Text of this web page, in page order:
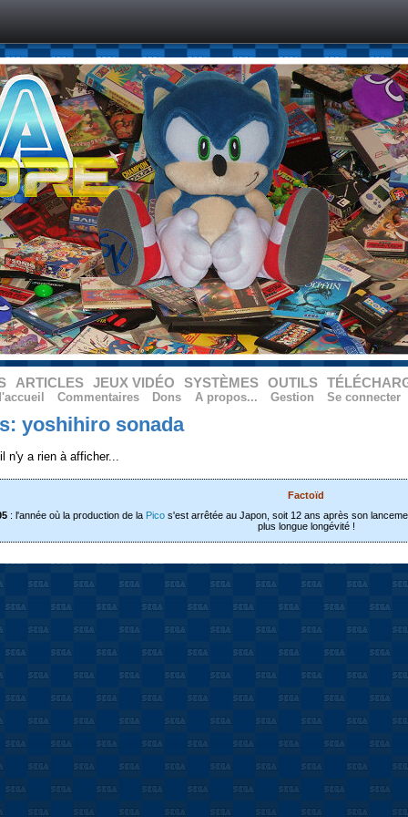
ARTICLES JEUX VIDÉO SYSTÈMES OUTILS
Commentaires Dons A propos... Gestion Se connecter
yoshihiro sonada
n'y a rien à afficher...
Factoïd
: l'année où la production de la Picos'est arrêtée au Japon, soit 12 ans après son
plus longue longévité !